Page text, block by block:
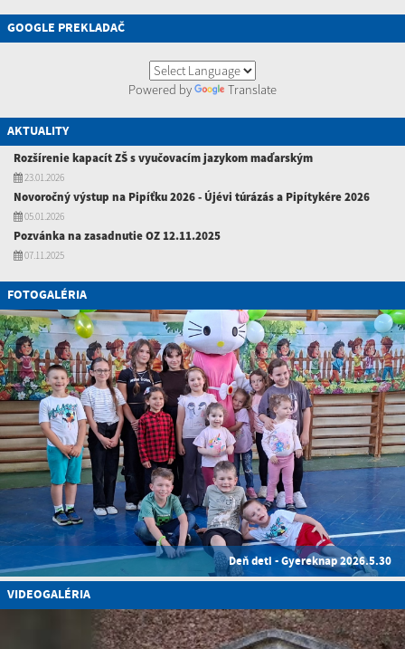
GOOGLE PREKLADAČ
Powered by Translate
AKTUALITY
Rozšírenie kapacít ZŠ s vyučovacím jazykom maďarským
23.01.2026
Novoročný výstup na Pipíťku 2026 - Újévi túrázás a Pipítykére 2026
05.01.2026
Pozvánka na zasadnutie OZ 12.11.2025
07.11.2025
FOTOGALÉRIA
Deň deti - Gyereknap 2026.5.30
VIDEOGALÉRIA